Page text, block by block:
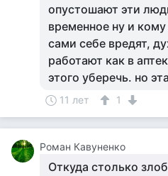
опустошают эти
временное ну и
сами себе вредят,
работают как в
этого уберечь. но
11 лет 1
Роман Кавуненко
Откуда столько